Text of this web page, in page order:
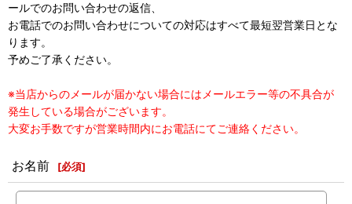
ールでのお問い合わせの返信、
お電話でのお問い合わせについての対応はすべて最短翌営業日とな
ります。
予めご了承ください。
※当店からのメールが届かない場合にはメールエラー等の不具合が
発生している場合がございます。
大変お手数ですが営業時間内にお電話にてご連絡ください。
お名前 [必須]